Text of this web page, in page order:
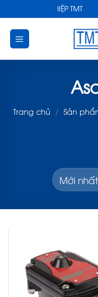
to
content
CÔNG NGHIỆP TMT
Trang chủ / Sản